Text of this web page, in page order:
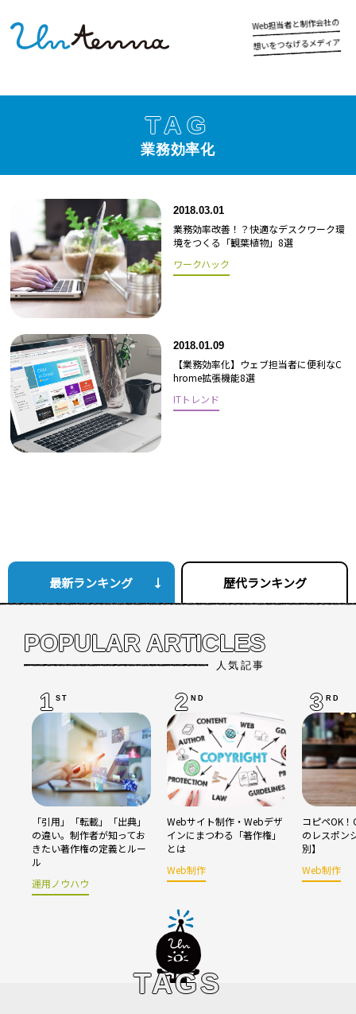
Web担当者と制作会社の
想いをつなげるメディア
TAG
業務効率化
2018.03.01
業務効率改善！？快適なデスクワーク環
境をつくる「観葉植物」8選
ワークハック
2018.01.09
【業務効率化】ウェブ担当者に便利なC
hrome拡張機能8選
ITトレンド
最新ランキング 歴代ランキング
POPULAR ARTICLES
人気記事
1 ST
「引用」「転載」「出典」
の違い。制作者が知ってお
きたい著作権の定義とルー
ル
運用ノウハウ
2 ND
Webサイト制作・Webデザ
インにまつわる「著作権」
とは
Web制作
3 RD
コピペOK
のレスポン
別】
Web制作
TAGS